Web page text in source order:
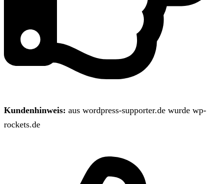
Kundenhinweis: aus wordpress-supporter.de wurde wp-
rockets.de